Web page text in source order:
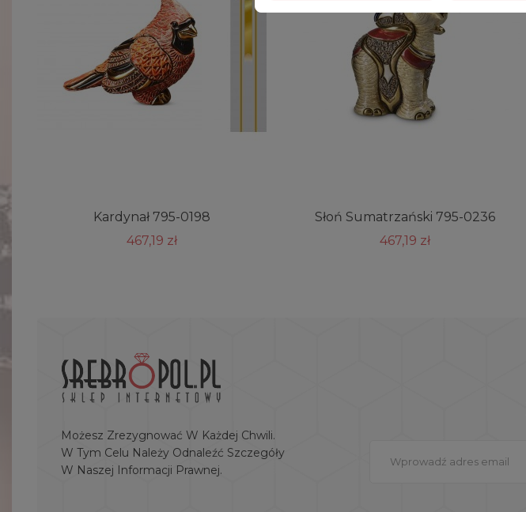
Kardynał 795-0198
467,19 zł
Słoń Sumatrzański 795-0236
467,19 zł
Możesz Zrezygnować W Każdej Chwili.
W Tym Celu Należy Odnaleźć Szczegóły
W Naszej Informacji Prawnej.